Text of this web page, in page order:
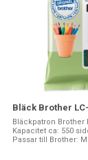
Bläck Brother
Bläckpatron Brother
Kapacitet ca: 550
Passar till Brother: